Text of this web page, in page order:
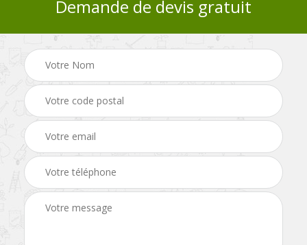
Demande de devis gratuit